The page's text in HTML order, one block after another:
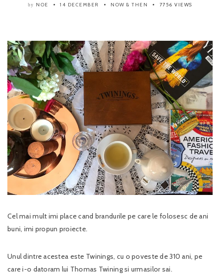
by NOE 14 DECEMBER NOW & THEN 7756 VIEWS
Cel mai mult imi place cand brandurile pe care le folosesc de ani
buni, imi propun proiecte.
Unul dintre acestea este Twinings, cu o poveste de 310 ani, pe
care i-o datoram lui Thomas Twining si urmasilor sai.